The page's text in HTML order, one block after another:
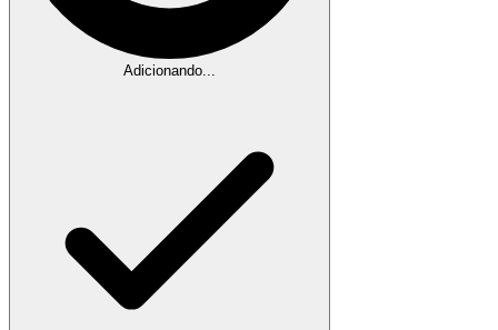
Adicionando...